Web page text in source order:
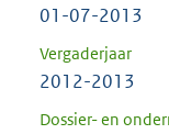
01-07-2013
Vergaderjaar
2012-2013
Dossier- en